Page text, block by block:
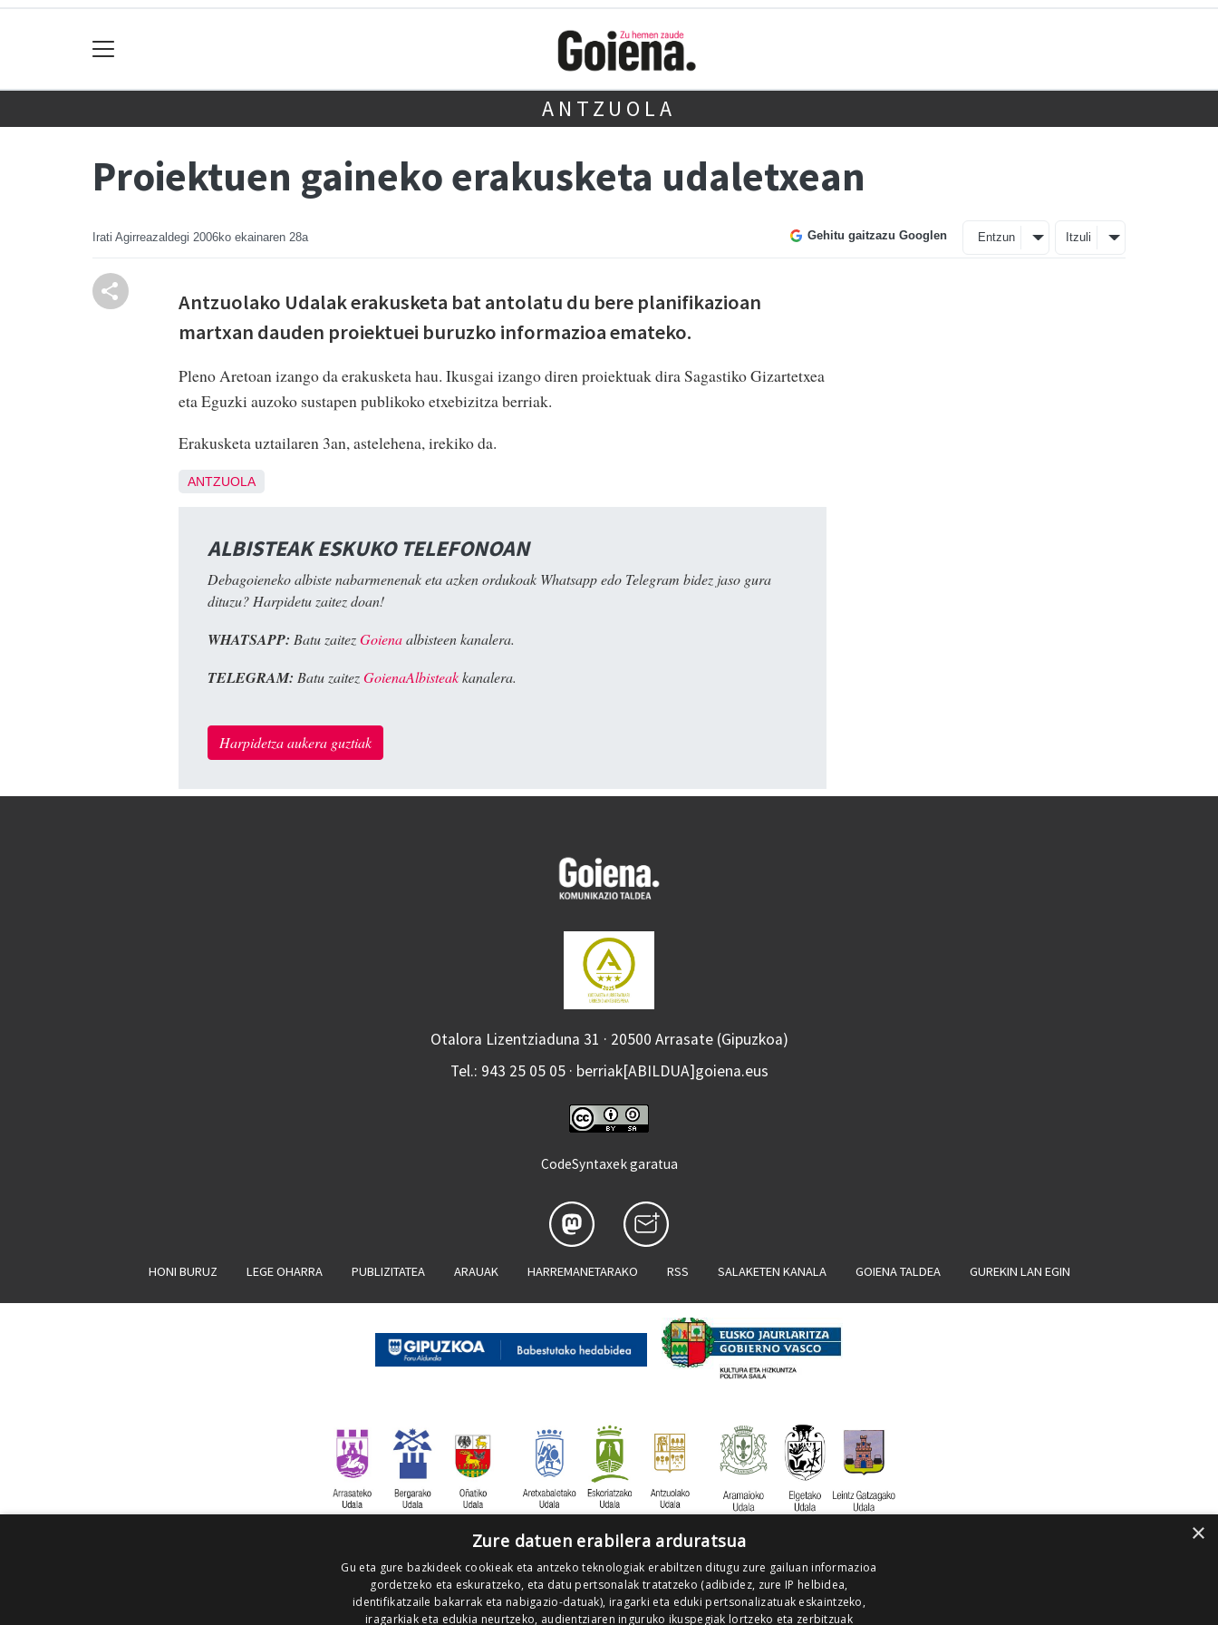
ANTZUOLA
Proiektuen gaineko erakusketa udaletxean
Irati Agirreazaldegi 2006ko ekainaren 28a Gehitu gaitzazu Googlen Entzun Itzuli
Antzuolako Udalak erakusketa bat antolatu du bere planifikazioan
martxan dauden proiektuei buruzko informazioa emateko.
Pleno Aretoan izango da erakusketa hau. Ikusgai izango diren proiektuak dira Sagastiko Gizartetxea
eta Eguzki auzoko sustapen publikoko etxebizitza berriak.
Erakusketa uztailaren 3an, astelehena, irekiko da.
ANTZUOLA
ALBISTEAK ESKUKO TELEFONOAN
Debagoieneko albiste nabarmenenak eta azken ordukoak Whatsapp edo Telegram bidez jaso gura
dituzu? Harpidetu zaitez doan!
WHATSAPP: Batu zaitezGoienaalbisteen kanalera.
TELEGRAM: Batu zaitezGoienaAlbisteakkanalera.
Harpidetza aukera guztiak
Otalora Lizentziaduna 31 · 20500 Arrasate (Gipuzkoa)
Tel.: 943 25 05 05 · berriak[ABILDUA]goiena.eus
CodeSyntaxek garatua
HONI BURUZ LEGE OHARRA PUBLIZITATEA ARAUAK HARREMANETARAKO RSS SALAKETEN KANALA GOIENA TALDEA GUREKIN LAN EGIN
×
Zure datuen erabilera arduratsua
Gu eta gure bazkideek cookieak eta antzeko teknologiak erabiltzen ditugu zure gailuan informazioa
gordetzeko eta eskuratzeko, eta datu pertsonalak tratatzeko (adibidez, zure IP helbidea,
identifikatzaile bakarrak eta nabigazio-datuak), iragarki eta eduki pertsonalizatuak eskaintzeko,
iragarkiak eta edukia neurtzeko, audientziaren inguruko ikuspegiak lortzeko eta zerbitzuak